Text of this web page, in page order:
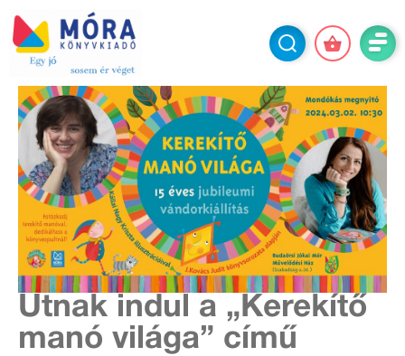
Útnak indul a „Kerekítő
manó világa” című